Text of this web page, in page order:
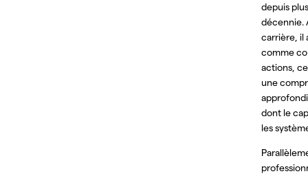
depuis
décennie.
carrière, il
comme
actions,
une
dont le
les